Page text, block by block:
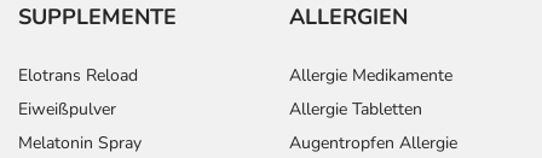
SUPPLEMENTE
Elotrans Reload
Eiweißpulver
Melatonin Spray
ALLERGIEN
Allergie Medikamente
Allergie Tabletten
Augentropfen Allergie